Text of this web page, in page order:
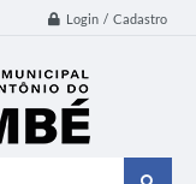
Login / Cadastro